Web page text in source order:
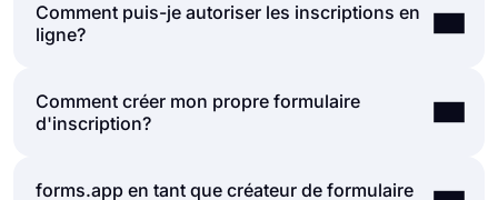
Un formulaire d'inscription est un document
permettant de collecter des données et d'aider
organisations, des cadeaux, etc. Les formulaires
d'inscription demandent des informations en
questions sur les détails personnels, le nom de
Comment puis-je autoriser les inscriptions en
ligne?
Les gens complètent leurs inscriptions de deux
manières principales: formulaires papier ou
Comment créer mon propre formulaire
d'inscription?
Si vous souhaitez créer votre propre formulaire
forms.app en tant que créateur de formulaire